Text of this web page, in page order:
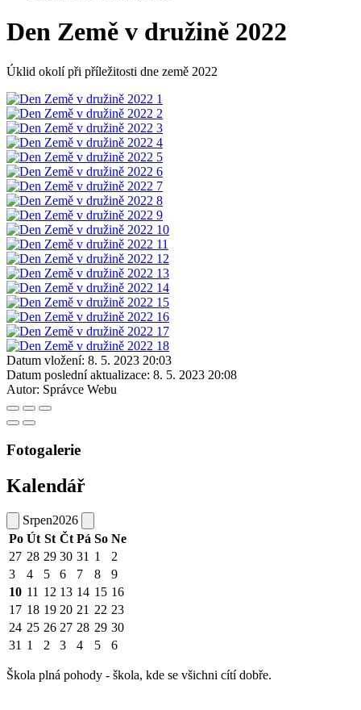
Den Země v družině 2022
Úklid okolí při příležitosti dne země 2022
Datum vložení: 8. 5. 2023 20:03
Datum poslední aktualizace: 8. 5. 2023 20:08
Autor: Správce Webu
Fotogalerie
Kalendář
Srpen2026
Po Út St Čt Pá So Ne
27 28 29 30 31 1
2
3
4 5 6 7 8
9
10 11 12 13 14 15 16
17 18 19 20 21 22 23
24 25 26 27 28 29 30
31 1 2 3 4 5 6
Škola plná pohody - škola, kde se všichni cítí dobře.